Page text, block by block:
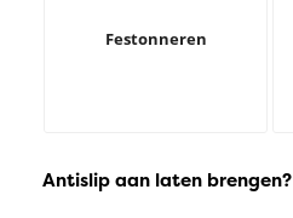
Festonneren
Antislip aan laten brengen?